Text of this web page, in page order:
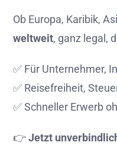
Ob Europa, Karibik,
weltweit, ganz legal,
✅ Für Unternehmer,
✅ Reisefreiheit,
✅Schneller Erwerb
👉Jetzt